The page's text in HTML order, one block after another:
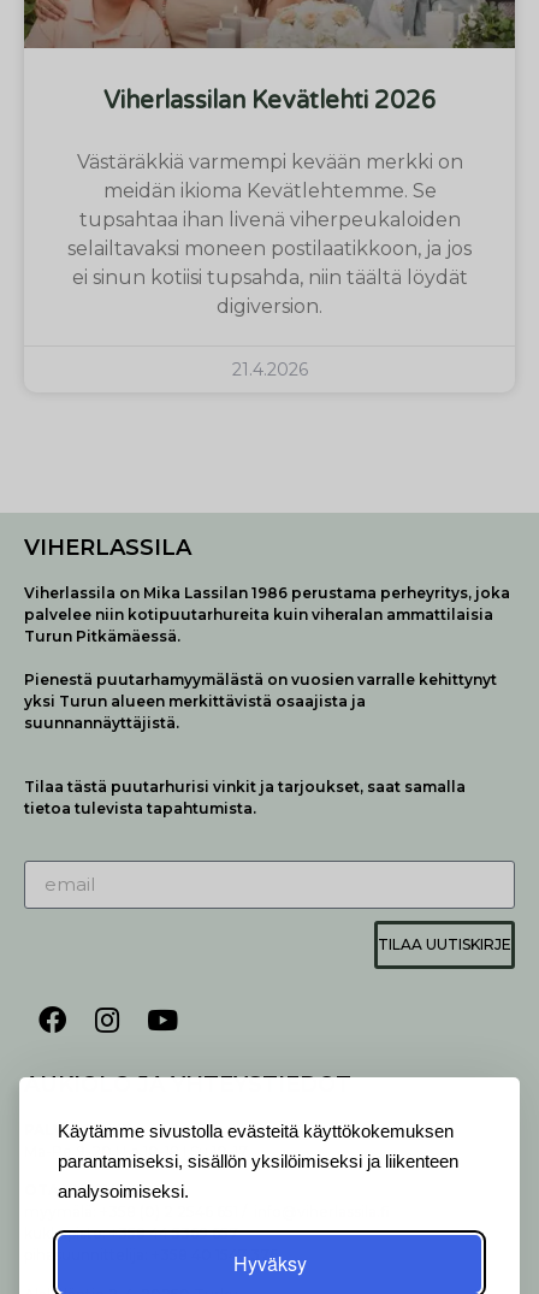
Käytämme sivustolla evästeitä käyttökokemuksen
parantamiseksi, sisällön yksilöimiseksi ja liikenteen
analysoimiseksi.
Hyväksy
Viherlassilan Kevätlehti 2026
Västäräkkiä varmempi kevään merkki on
meidän ikioma Kevätlehtemme. Se
tupsahtaa ihan livenä viherpeukaloiden
selailtavaksi moneen postilaatikkoon, ja jos
ei sinun kotiisi tupsahda, niin täältä löydät
digiversion.
21.4.2026
VIHERLASSILA
Viherlassila on Mika Lassilan 1986 perustama perheyritys, joka
palvelee niin kotipuutarhureita kuin viheralan ammattilaisia
Turun Pitkämäessä.
Pienestä puutarhamyymälästä on vuosien varralle kehittynyt
yksi Turun alueen merkittävistä osaajista ja
suunnannäyttäjistä.
Tilaa tästä puutarhurisi vinkit ja tarjoukset, saat samalla
tietoa tulevista tapahtumista.
TILAA UUTISKIRJE
AUKIOLO JA YHTEYSTIEDOT
ALVELEMME:
Ma-Pe 9-20 I La 10-18 I Su 10-17
OTA YHTEYTTÄ:
kukkapiste: +358 44 5369 657
pihasuunnittelija: +358 40 1547 376